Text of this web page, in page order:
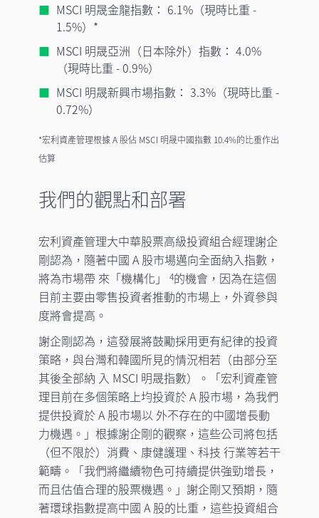
MSCI 明晟金龍指數： 6.1%（現時比重 -
1.5%）*
MSCI 明晟亞洲（日本除外）指數： 4.0%
（現時比重 - 0.9%）
MSCI 明晟新興市場指數： 3.3%（現時比重 -
0.72%）
*宏利資產管理根據 A 股佔 MSCI 明晟中國指數 10.4%的比重作出
估算
我們的觀點和部署
宏利資產管理大中華股票高級投資組合經理謝企
剛認為，隨著中國 A 股市場邁向全面納入指數，
將為市場帶 來「機構化」
4的機會，因為在這個
目前主要由零售投資者推動的市場上，外資參與
度將會提高。
謝企剛認為，這發展將鼓勵採用更有紀律的投資
策略，與台灣和韓國所見的情況相若（由部分至
其後全部納 入 MSCI 明晟指數）。「宏利資產管
理目前在多個策略上均投資於 A 股市場，為我們
提供投資於 A 股市場以 外不存在的中國增長動
力機遇。」根據謝企剛的觀察，這些公司將包括
（但不限於）消費、康健護理、科技 行業等若干
範疇。「我們將繼續物色可持續提供強勁增長，
而且估值合理的股票機遇。」謝企剛又預期，隨
著環球指數提高中國 A 股的比重，這些投資組合